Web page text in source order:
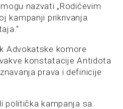
nazvati „Rodićevim
kampanji prikrivanja
Advokatske komore
konstatacije Antidota
prava i definicije
politička kampanja sa